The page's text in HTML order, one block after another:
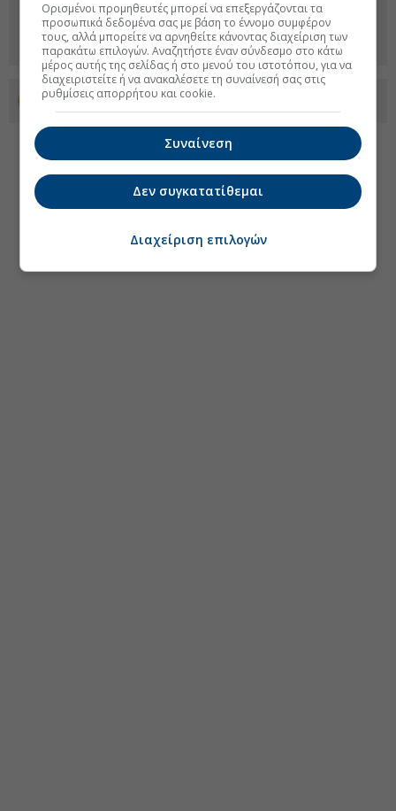
Προσθέστε το euro2day.gr στο Discover
Ορισμένοι προμηθευτές μπορεί να επεξεργάζονται τα
προσωπικά δεδομένα σας με βάση το έννομο συμφέρον
τους, αλλά μπορείτε να αρνηθείτε κάνοντας διαχείριση των
παρακάτω επιλογών. Αναζητήστε έναν σύνδεσμο στο κάτω
μέρος αυτής της σελίδας ή στο μενού του ιστοτόπου, για να
διαχειριστείτε ή να ανακαλέσετε τη συναίνεσή σας στις
ρυθμίσεις απορρήτου και cookie.
Συναίνεση
Δεν συγκατατίθεμαι
Διαχείριση επιλογών